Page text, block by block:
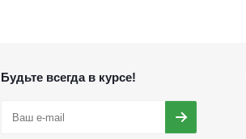
Будьте всегда в курсе!